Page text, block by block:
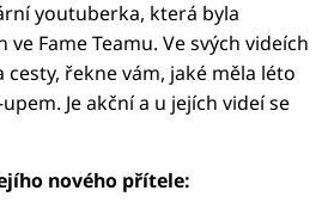
youtuberka, která byla
ve Fame Teamu. Ve svých videích
cesty, řekne vám, jaké měla léto
Je akční a u jejích videí se
nového přítele: